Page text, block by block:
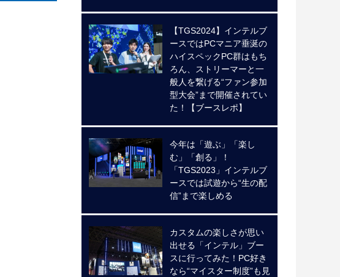
【TGS2024】インテルブ
ースではPCマニア垂涎の
ハイスペックPC群はもち
ろん、ストリーマーと一
般人を繋げる“ファン参加
型大会”まで開催されてい
た！【ブースレポ】
今年は「遊ぶ」「楽し
む」「創る」！
「TGS2023」インテルブ
ースでは試遊から“生の配
信”まで楽しめる
カスタムの楽しさが思い
出せる「インテル」ブー
スに行ってみた！PC好き
なら“マイスター制度”も見